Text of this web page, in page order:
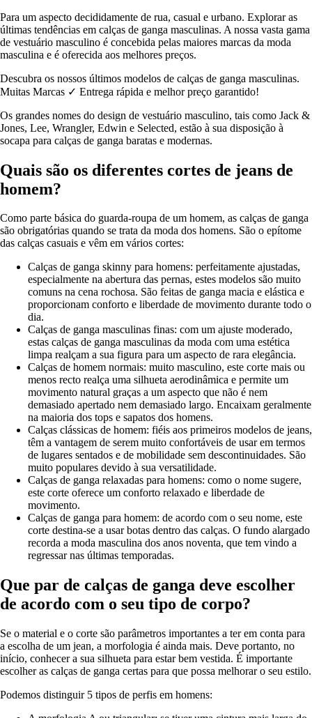
Para um aspecto decididamente de rua, casual e urbano. Explorar as
últimas tendências em calças de ganga masculinas. A nossa vasta gama
de vestuário masculino é concebida pelas maiores marcas da moda
masculina e é oferecida aos melhores preços.
Descubra os nossos últimos modelos de calças de ganga masculinas.
Muitas Marcas ✓ Entrega rápida e melhor preço garantido!
Os grandes nomes do design de vestuário masculino, tais como Jack &
Jones, Lee, Wrangler, Edwin e Selected, estão à sua disposição à
socapa para calças de ganga baratas e modernas.
Quais são os diferentes cortes de jeans de
homem?
Como parte básica do guarda-roupa de um homem, as calças de ganga
são obrigatórias quando se trata da moda dos homens. São o epítome
das calças casuais e vêm em vários cortes:
Calças de ganga skinny para homens: perfeitamente ajustadas,
especialmente na abertura das pernas, estes modelos são muito
comuns na cena rochosa. São feitas de ganga macia e elástica e
proporcionam conforto e liberdade de movimento durante todo o
dia.
Calças de ganga masculinas finas: com um ajuste moderado,
estas calças de ganga masculinas da moda com uma estética
limpa realçam a sua figura para um aspecto de rara elegância.
Calças de homem normais: muito masculino, este corte mais ou
menos recto realça uma silhueta aerodinâmica e permite um
movimento natural graças a um aspecto que não é nem
demasiado apertado nem demasiado largo. Encaixam geralmente
na maioria dos tops e sapatos dos homens.
Calças clássicas de homem: fiéis aos primeiros modelos de jeans,
têm a vantagem de serem muito confortáveis de usar em termos
de lugares sentados e de mobilidade sem descontinuidades. São
muito populares devido à sua versatilidade.
Calças de ganga relaxadas para homens: como o nome sugere,
este corte oferece um conforto relaxado e liberdade de
movimento.
Calças de ganga para homem: de acordo com o seu nome, este
corte destina-se a usar botas dentro das calças. O fundo alargado
recorda a moda masculina dos anos noventa, que tem vindo a
regressar nas últimas temporadas.
Que par de calças de ganga deve escolher
de acordo com o seu tipo de corpo?
Se o material e o corte são parâmetros importantes a ter em conta para
a escolha de um jean, a morfologia é ainda mais. Deve portanto, no
início, conhecer a sua silhueta para estar bem vestida. É importante
escolher as calças de ganga certas para que possa melhorar o seu estilo.
Podemos distinguir 5 tipos de perfis em homens: